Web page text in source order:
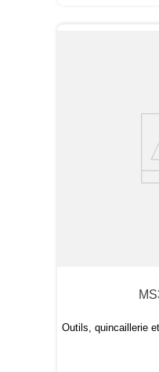
Outils, quincaillerie